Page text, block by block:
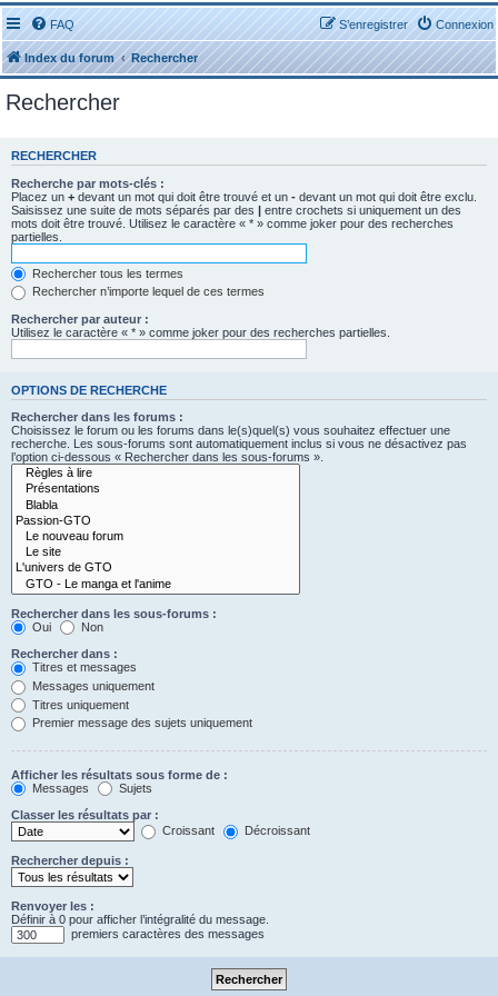
FAQ Connexion
S’enregistrer
Index du forum Rechercher
Rechercher
RECHERCHER
Recherche par mots-clés :
Placez un + devant un mot qui doit être trouvé et un - devant un mot qui doit être exclu.
Saisissez une suite de mots séparés par des | entre crochets si uniquement un des
mots doit être trouvé. Utilisez le caractère « * » comme joker pour des recherches
partielles.
Rechercher tous les termes
Rechercher n’importe lequel de ces termes
Rechercher par auteur :
Utilisez le caractère « * » comme joker pour des recherches partielles.
OPTIONS DE RECHERCHE
Rechercher dans les forums :
Choisissez le forum ou les forums dans le(s)quel(s) vous souhaitez effectuer une
recherche. Les sous-forums sont automatiquement inclus si vous ne désactivez pas
l’option ci-dessous « Rechercher dans les sous-forums ».
Rechercher dans les sous-forums :
Oui
Non
Rechercher dans :
Titres et messages
Messages uniquement
Titres uniquement
Premier message des sujets uniquement
Afficher les résultats sous forme de :
Messages
Sujets
Classer les résultats par :
Croissant
Décroissant
Rechercher depuis :
Renvoyer les :
Définir à 0 pour afficher l’intégralité du message.
premiers caractères des messages